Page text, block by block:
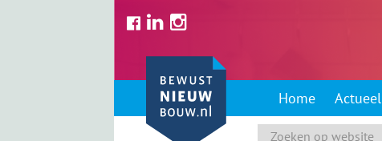
Home Actueel